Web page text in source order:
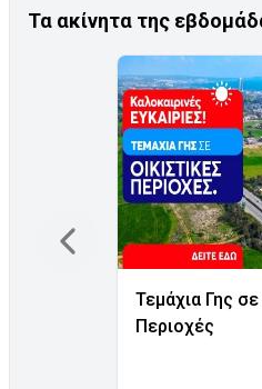
Τα ακίνητα της
Τεμάχια Γης σε
Περιοχές